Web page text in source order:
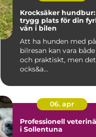
Krocksäker hundbur:
trygg plats för din
vän i bilen
Att ha hunden med på
bilresan kan vara
och praktiskt, men
ocks&a...
06. apr
Professionell
i Sollentuna